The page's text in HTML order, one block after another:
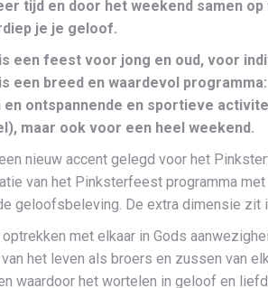
tijd en door het weekend samen
je je geloof.
een feest voor jong en oud, voor
een breed en waardevol
ontspannende en sportieve
maar ook voor een heel weekend.
nieuw accent gelegd voor het
van het Pinksterfeest programma met
geloofsbeleving. De extra dimensie zit
met elkaar in Gods
het leven als broers en zussen van
waardoor het wortelen in geloof en